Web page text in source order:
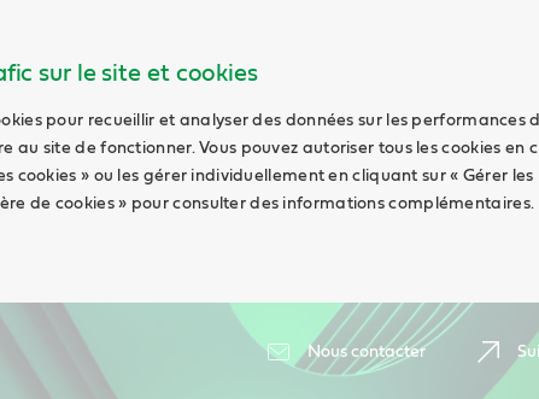
sur le site et cookies
pour recueillir et analyser des données sur les performances
au site de fonctionner. Vous pouvez autoriser tous les cookies en
cookies » ou les gérer individuellement en cliquant sur « Gérer les
de cookies » pour consulter des informations complémentaires.
Nous contacter